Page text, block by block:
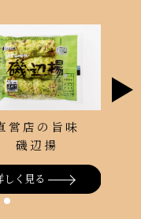
営店の旨味
磯辺揚
しく見る